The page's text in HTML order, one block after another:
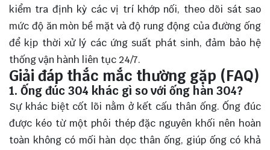
kiểm tra định kỳ các vị trí khớp nối, theo dõi sát sao
mức độ ăn mòn bề mặt và độ rung động của đường ống
để kịp thời xử lý các ứng suất phát sinh, đảm bảo hệ
thống vận hành liên tục 24/7.
Giải đáp thắc mắc thường gặp (FAQ)
1. Ống đúc 304 khác gì so với ống hàn 304?
Sự khác biệt cốt lõi nằm ở kết cấu thân ống. Ống đúc
được kéo từ một phôi thép đặc nguyên khối nên hoàn
toàn không có mối hàn dọc thân ống, giúp ống có khả